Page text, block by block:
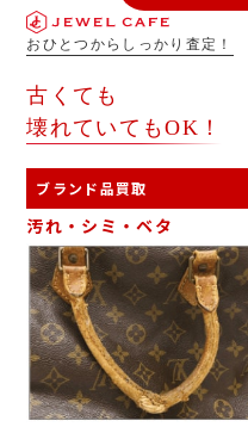
おひとつからしっかり査定！
古くても
壊れていてもOK！
ブランド品買取
汚れ・シミ・ベタ